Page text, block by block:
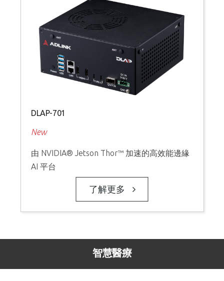
DLAP-701
New
由 NVIDIA® Jetson Thor™ 加速的高效能邊緣
AI 平台
了解更多
智慧醫療